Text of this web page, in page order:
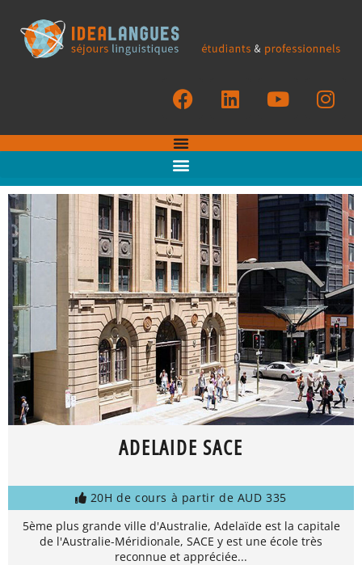
ADELAIDE SACE
20H de cours à partir de AUD 335
5ème plus grande ville d'Australie, Adelaïde est la capitale
de l'Australie-Méridionale, SACE y est une école très
reconnue et appréciée...